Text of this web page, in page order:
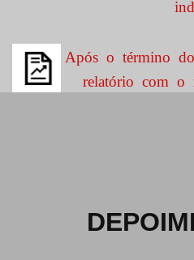
Após o término
relatório com o